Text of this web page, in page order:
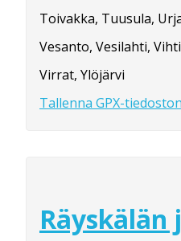
Toivakka, Tuusula,
Vesanto, Vesilahti,
Virrat, Ylöjärvi
Tallenna GPX-